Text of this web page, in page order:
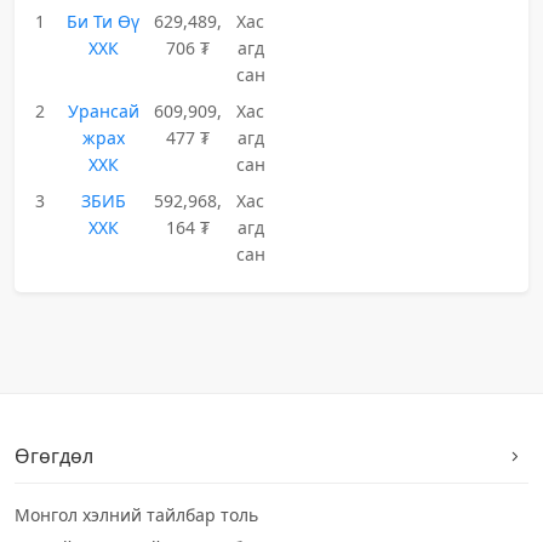
1
Би Ти Өү
ХХК
629,489,
706 ₮
Хас
агд
сан
2
Урансай
жрах
ХХК
609,909,
477 ₮
Хас
агд
сан
3
ЗБИБ
ХХК
592,968,
164 ₮
Хас
агд
сан
Өгөгдөл
Монгол хэлний тайлбар толь